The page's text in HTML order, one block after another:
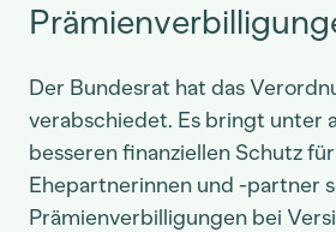
Der Bundesrat hat das
verabschiedet. Es bringt unter
besseren finanziellen Schutz
Ehepartnerinnen und -partner
Prämienverbilligungen bei